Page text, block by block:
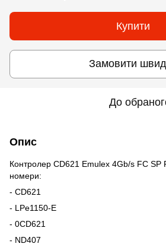
Купити
Замовити
До
Опис
Контролер CD621 Emulex 4Gb/s FC SP
номери:
- CD621
- LPe1150-E
- 0CD621
- ND407